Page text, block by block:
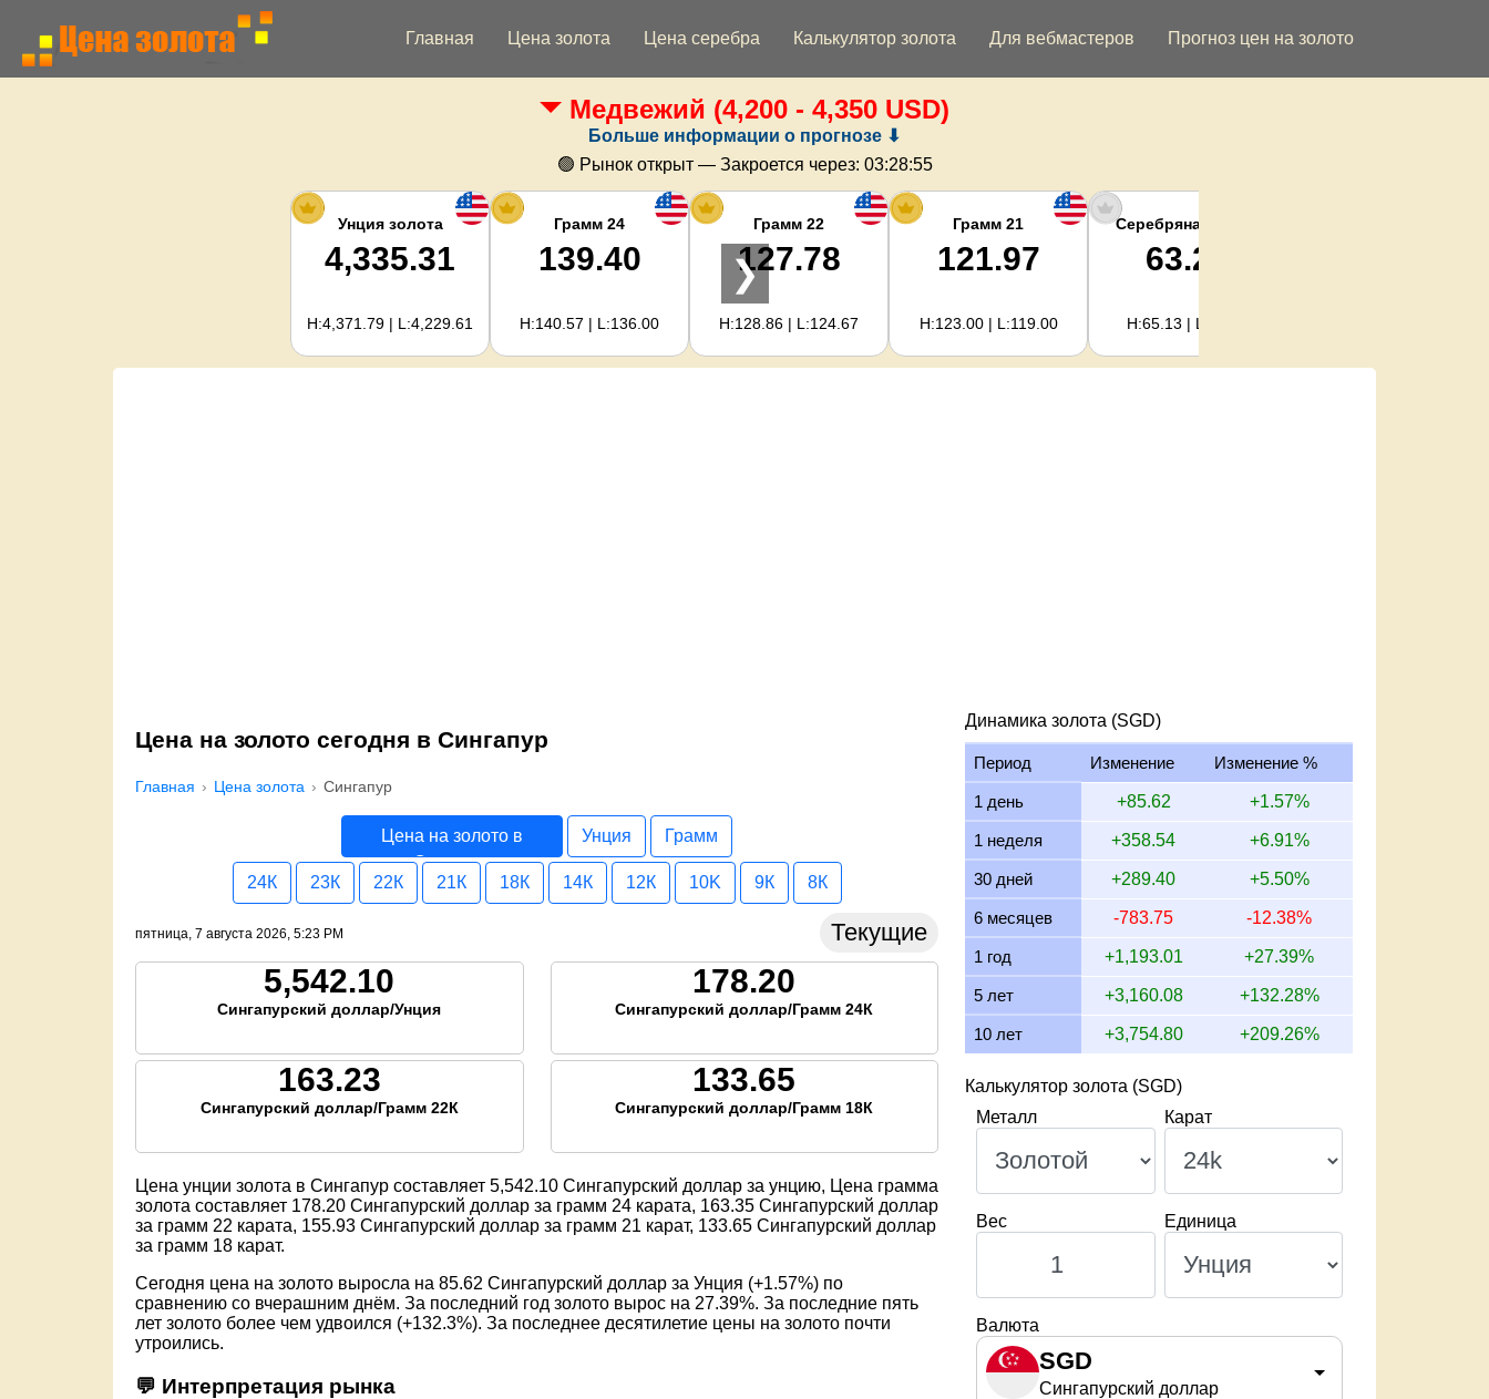
Главная Цена золота Цена серебра Калькулятор золота Для вебмастеров Прогноз цен на золото
Медвежий (4,200 - 4,350 USD)
Больше информации о прогнозе ⬇
🟢 Рынок открыт — Закроется через: 03:28:54
Унция золота
4,335.31
H:4,371.79 | L:4,229.61
Грамм 24
139.40
H:140.57 | L:136.00
Грамм 22
127.78
H:128.86 | L:124.67
Грамм 21
121.97
H:123.00 | L:119.00
Серебряная унция
63.21
H:65.13 | L:61.15
❯
Цена на золото сегодня в Сингапур
Главная Цена золота Сингапур
Цена на золото в
Сингапур
Унция Грамм
24К 23К 22К 21К 18К 14К 12К 10K 9К 8К
пятница, 7 августа 2026, 5:23 PM Текущие
5,542.10
Сингапурский доллар/Унция
178.20
Сингапурский доллар/Грамм 24К
163.23
Сингапурский доллар/Грамм 22К
133.65
Сингапурский доллар/Грамм 18К
Цена унции золота в Сингапур составляет 5,542.10 Сингапурский доллар за унцию, Цена грамма
золота составляет 178.20 Сингапурский доллар за грамм 24 карата, 163.35 Сингапурский доллар
за грамм 22 карата, 155.93 Сингапурский доллар за грамм 21 карат, 133.65 Сингапурский доллар
за грамм 18 карат.
Сегодня цена на золото выросла на 85.62 Сингапурский доллар за Унция (+1.57%) по
сравнению со вчерашним днём. За последний год золото вырос на 27.39%. За последние пять
лет золото более чем удвоился (+132.3%). За последнее десятилетие цены на золото почти
утроились.
💬 Интерпретация рынка
Динамика золота (SGD)
Период Изменение Изменение %
1 день +85.62 +1.57%
1 неделя +358.54 +6.91%
30 дней +289.40 +5.50%
6 месяцев -783.75 -12.38%
1 год +1,193.01 +27.39%
5 лет +3,160.08 +132.28%
10 лет +3,754.80 +209.26%
Калькулятор золота (SGD)
Металл
Карат
Вес Единица
Валюта
SGD
Сингапурский доллар